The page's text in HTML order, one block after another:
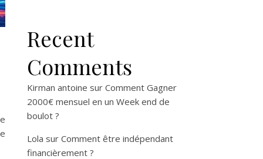
Recent
Comments
Kirman antoine sur Comment Gagner
2000€ mensuel en un Week end de
boulot ?
Lola sur Comment être indépendant
financièrement ?